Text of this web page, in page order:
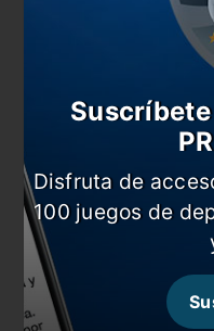
Para finalizar el
enfocados los 90
Disfruta de
100 juegos de